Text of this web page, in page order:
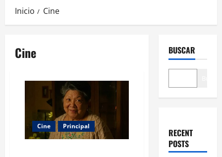
Inicio Cine
Cine
Cine Principal
BUSCAR
RECENT
POSTS